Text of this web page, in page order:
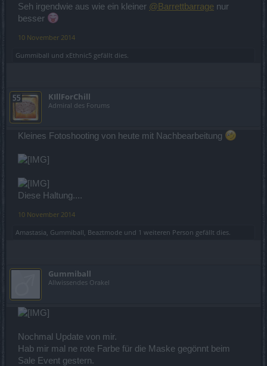
Seh irgendwie aus wie ein kleiner @Barrettbarrage nur
besser
10 November 2014
Gummiball und xEthnic5 gefällt dies.
KIllForChill
Admiral des Forums
Kleines Fotoshooting von heute mit Nachbearbeitung
Diese Haltung....
10 November 2014
Amastasia Gummiball Beaztmode und 1 weiteren Person gefällt dies.
Gummiball
Allwissendes Orakel
Nochmal Update von mir.
Hab mir mal ne rote Farbe für die Maske gegönnt beim
Sale Event gestern.